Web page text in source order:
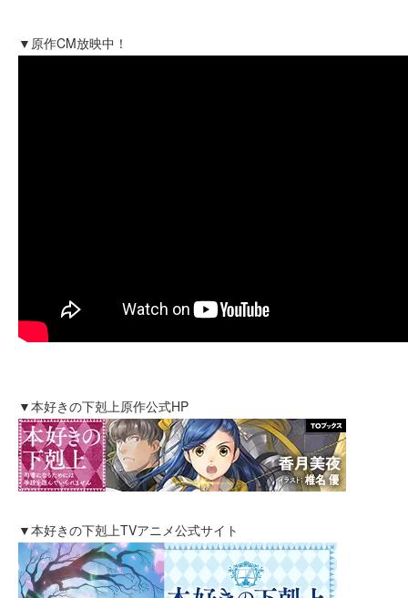
▼原作CM放映中！
▼本好きの下剋上原作公式HP
▼本好きの下剋上TVアニメ公式サイト